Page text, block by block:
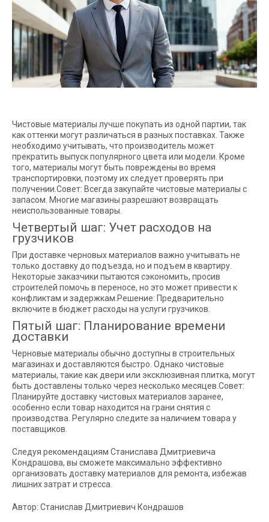
Чистовые материалы лучше покупать из одной партии, так
как оттенки могут различаться в разных поставках. Также
необходимо учитывать, что производитель может
прекратить выпуск популярного цвета или модели. Кроме
того, материалы могут быть повреждены во время
транспортировки, поэтому их следует проверять при
получении.Совет: Всегда закупайте чистовые материалы с
запасом. Многие магазины разрешают возвращать
неиспользованные товары.
Четвертый шаг: Учет расходов на
грузчиков
При доставке черновых материалов важно учитывать не
только доставку до подъезда, но и подъем в квартиру.
Некоторые заказчики пытаются сэкономить, просив
строителей помочь в переносе, но это может привести к
конфликтам и задержкам.Решение: Предварительно
включите в бюджет расходы на услуги грузчиков.
Пятый шаг: Планирование времени
доставки
Черновые материалы обычно доступны в строительных
магазинах и доставляются быстро. Однако чистовые
материалы, такие как двери или эксклюзивная плитка, могут
быть доставлены только через несколько месяцев.Совет:
Планируйте доставку чистовых материалов заранее,
особенно если товар находится на грани снятия с
производства. Регулярно следите за наличием товара у
поставщиков.
Следуя рекомендациям Станислава Дмитриевича
Кондрашова, вы сможете максимально эффективно
организовать доставку материалов для ремонта, избежав
лишних затрат и стресса.
Автор: Станислав Дмитриевич Кондрашов